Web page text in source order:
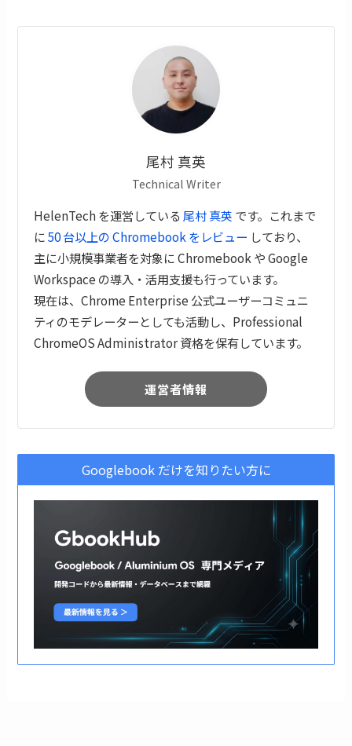
尾村 真英
Technical Writer
HelenTech を運営している 尾村 真英 です。これまで
に50 台以上の Chromebook をレビュー しており、
主に小規模事業者を対象に Chromebook や Google
Workspace の導入・活用支援も行っています。
現在は、Chrome Enterprise 公式ユーザーコミュニ
ティのモデレーターとしても活動し、Professional
ChromeOS Administrator 資格を保有しています。
運営者情報
Googlebook だけを知りたい方に